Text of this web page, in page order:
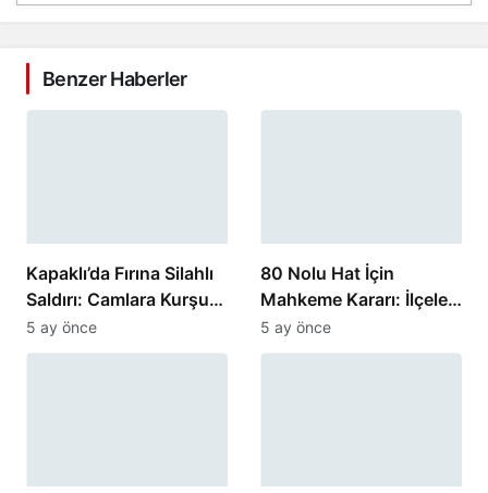
Benzer Haberler
Kapaklı’da Fırına Silahlı
Saldırı: Camlara Kurşun
İsabet Etti
5 ay önce
80 Nolu Hat İçin
Mahkeme Kararı: İlçeler
Arası Seferler 27
Şubat’ta Sona Eriyor
5 ay önce